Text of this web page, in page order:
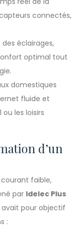
connectés,
éclairages,
optimal tout
domestiques
fluide et
les loisirs
d’un
courant faible,
par Idelec Plus
pour objectif
: